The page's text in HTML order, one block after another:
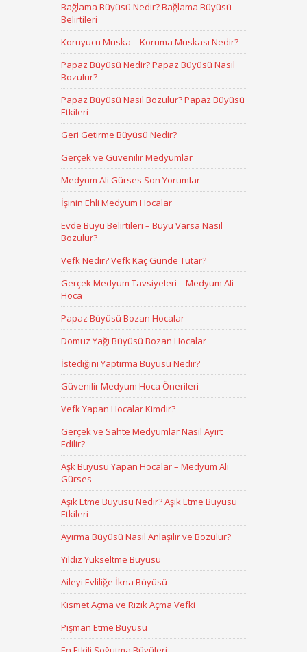
Bağlama Büyüsü Nedir? Bağlama Büyüsü
Belirtileri
Koruyucu Muska – Koruma Muskası Nedir?
Papaz Büyüsü Nedir? Papaz Büyüsü Nasıl
Bozulur?
Papaz Büyüsü Nasıl Bozulur? Papaz Büyüsü
Etkileri
Geri Getirme Büyüsü Nedir?
Gerçek ve Güvenilir Medyumlar
Medyum Ali Gürses Son Yorumlar
İşinin Ehli Medyum Hocalar
Evde Büyü Belirtileri – Büyü Varsa Nasıl
Bozulur?
Vefk Nedir? Vefk Kaç Günde Tutar?
Gerçek Medyum Tavsiyeleri – Medyum Ali
Hoca
Papaz Büyüsü Bozan Hocalar
Domuz Yağı Büyüsü Bozan Hocalar
İstediğini Yaptırma Büyüsü Nedir?
Güvenilir Medyum Hoca Önerileri
Vefk Yapan Hocalar Kimdir?
Gerçek ve Sahte Medyumlar Nasıl Ayırt
Edilir?
Aşk Büyüsü Yapan Hocalar – Medyum Ali
Gürses
Aşık Etme Büyüsü Nedir? Aşık Etme Büyüsü
Etkileri
Ayırma Büyüsü Nasıl Anlaşılır ve Bozulur?
Yıldız Yükseltme Büyüsü
Aileyi Evliliğe İkna Büyüsü
Kısmet Açma ve Rızık Açma Vefki
Pişman Etme Büyüsü